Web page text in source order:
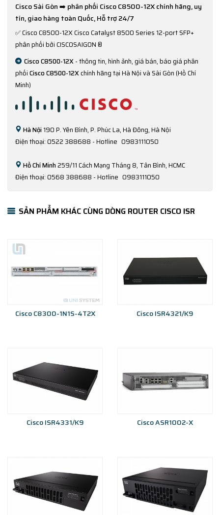
Cisco Sài Gòn ➡️ phân phối Cisco C8500-12X chính hãng, uy
tín, giao hàng toàn Quốc, Hỗ trợ 24/7
✅Cisco C8500-12X Cisco Catalyst 8500 Series 12-port SFP+
phân phối bởi CISCOSAIGON ®
Cisco C8500-12X- thông tin, hình ảnh, giá bán, báo giá phân
phốiCisco C8500-12Xchính hãng tại Hà Nội và Sài Gòn (Hồ Chí
Minh)
Hà Nội190 P. Yên Bình, P. Phúc La, Hà Đông, Hà Nội
Điện thoại: 0522 388688 - Hotline 0983111050
Hồ Chí Minh259/11 Cách Mạng Tháng 8, Tân Bình, HCMC
Điện thoại: 0568 388688 - Hotline 0983111050
SẢN PHẨM KHÁC CÙNG DÒNG ROUTER CISCO ISR
Cisco C8300-1N1S-4T2X Cisco ISR4321/K9
Cisco ISR4331/K9 Cisco ASR1002-X